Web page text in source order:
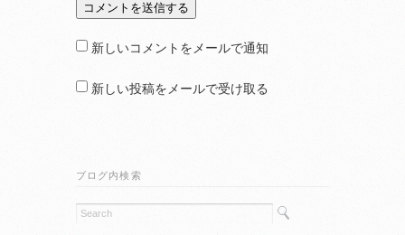
新しいコメントをメールで通知
新しい投稿をメールで受け取る
ブログ内検索